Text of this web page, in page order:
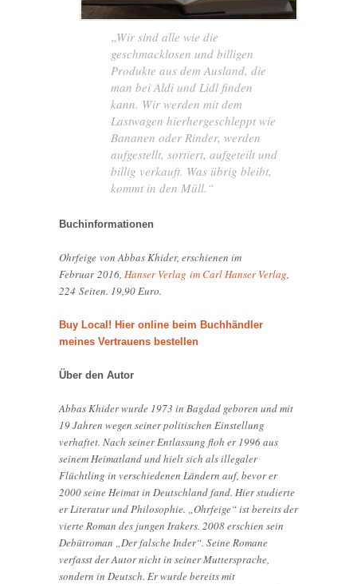
„Wir sind alle wie die
geschmacklosen und billigen
Produkte aus dem Ausland, die
man bei Aldi und Lidl finden
kann. Wir werden mit dem
Lastwagen hierhergeschleppt wie
Bananen oder Rinder, werden
aufgestellt, sortiert, aufgeteilt und
billig verkauft. Was übrig bleibt,
kommt in den Müll.“
Buchinformationen
Ohrfeige von Abbas Khider, erschienen im
Februar 2016, Hanser Verlag im Carl Hanser Verlag,
224 Seiten. 19,90 Euro.
Buy Local! Hier online beim Buchhändler
meines Vertrauens bestellen
Über den Autor
Abbas Khider wurde 1973 in Bagdad geboren und mit
19 Jahren wegen seiner politischen Einstellung
verhaftet. Nach seiner Entlassung floh er 1996 aus
seinem Heimatland und hielt sich als illegaler
Flüchtling in verschiedenen Ländern auf, bevor er
2000 seine Heimat in Deutschland fand. Hier studierte
er Literatur und Philosophie. „Ohrfeige“ ist bereits der
vierte Roman des jungen Irakers. 2008 erschien sein
Debütroman „Der falsche Inder“. Seine Romane
verfasst der Autor nicht in seiner Muttersprache,
sondern in Deutsch. Er wurde bereits mit